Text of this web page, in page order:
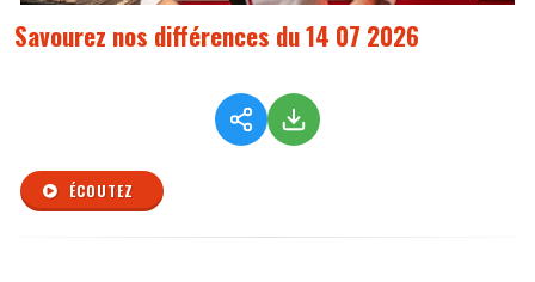
Savourez nos différences du 14 07 2026
ÉCOUTEZ